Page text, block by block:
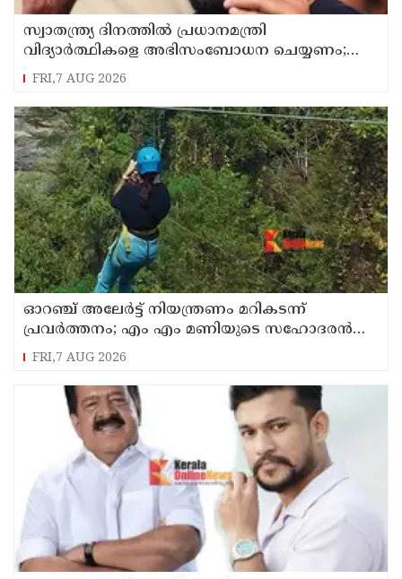
സ്വാതന്ത്ര്യ ദിനത്തില്‍ പ്രധാനമന്ത്രി
വിദ്യാര്‍ത്ഥികളെ അഭിസംബോധന ചെയ്യണം;
ആവശ്യവുമായി അഭിജീത് ദീപ്കെ
FRI,7 AUG 2026
ഓറഞ്ച് അലേര്‍ട്ട് നിയന്ത്രണം മറികടന്ന്
പ്രവര്‍ത്തനം; എം എം മണിയുടെ സഹോദരന്‍
നടത്തുന്ന സിപ് ലൈന്‍ പൂട്ടിച്ച് അധികൃതര്‍
FRI,7 AUG 2026